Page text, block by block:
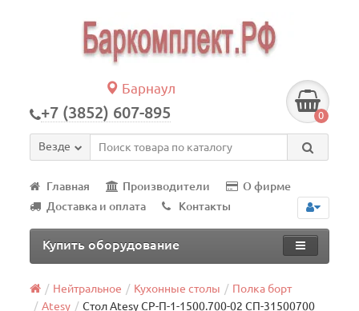
Барнаул
+7 (3852) 607-895 0
Везде
Главная Производители
О фирме
Доставка и оплата
Контакты
Купить оборудование
Нейтральное Кухонные столы
Полка борт
Atesy
Стол Atesy СР-П-1-1500.700-02 СП-31500700